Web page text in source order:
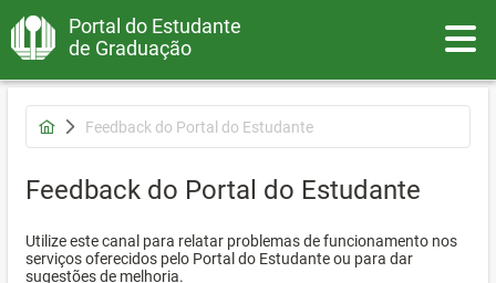
Portal do Estudante
de Graduação
Feedback do Portal do Estudante
Feedback do Portal do Estudante
Utilize este canal para relatar problemas de funcionamento nos
serviços oferecidos pelo Portal do Estudante ou para dar
sugestões de melhoria.